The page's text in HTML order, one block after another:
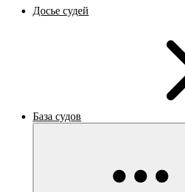
Досье судей
База судов